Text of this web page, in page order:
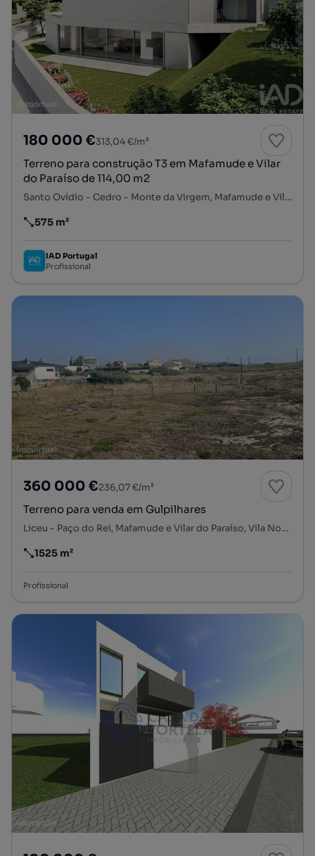
180 000 €313,04 €/m²
Terreno para construção T3 em Mafamude e Vilar
do Paraíso de 114,00 m2
Santo Ovídio - Cedro - Monte da Virgem, Mafamude e Vilar do Paraíso, Vila Nova de Gaia, Porto
Preço por metro quadrado
575 m²
IAD Portugal
Profissional
360 000 €236,07 €/m²
Terreno para venda em Gulpilhares
Liceu - Paço do Rei, Mafamude e Vilar do Paraíso, Vila Nova de Gaia, Porto
Preço por metro quadrado
1525 m²
Profissional